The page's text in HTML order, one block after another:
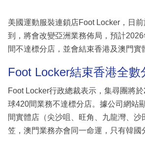
美國運動服裝連鎖店Foot Locker，日
到，將會改變亞洲業務佈局，預計
間不達標分店，並會結束香港及澳門實
Foot Locker結束香港全數
Foot Locker行政總裁表示，集尋團將
球420間業務不達標分店。據公司網站
間實體店（尖沙咀、旺角、九龍灣、沙
笠，澳門業務亦會同一命運，只有韓國